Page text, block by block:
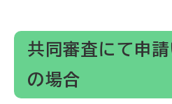
共同審査にて申
の場合